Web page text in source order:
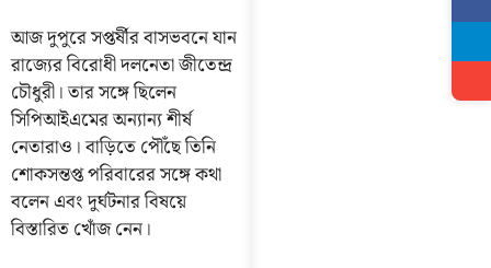
আজ দুপুরে সপ্তর্ষীর বাসভবনে যান
রাজ্যের বিরোধী দলনেতা জীতেন্দ্র
চৌধুরী। তার সঙ্গে ছিলেন
সিপিআইএমের অন্যান্য শীর্ষ
নেতারাও। বাড়িতে পৌঁছে তিনি
শোকসন্তপ্ত পরিবারের সঙ্গে কথা
বলেন এবং দুর্ঘটনার বিষয়ে
বিস্তারিত খোঁজ নেন।